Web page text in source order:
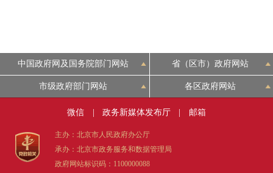
中国政府网及国务院部门网站 省（区市）政府网站
市级政府部门网站 各区政府网站
微信 政务新媒体发布厅 邮箱
主办：北京市人民政府办公厅
承办：北京市政务服务和数据管理局
政府网站标识码：1100000088